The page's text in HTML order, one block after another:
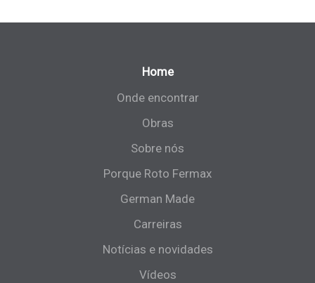
Home
Onde encontrar
Obras
Sobre nós
Porque Roto Fermax
German Made
Carreiras
Notícias e novidades
Vídeos